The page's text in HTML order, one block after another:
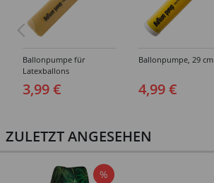
Ballonpumpe für
Latexballons
3,99 €
Ballonpumpe, 29 cm
4,99 €
ZULETZT ANGESEHEN
%